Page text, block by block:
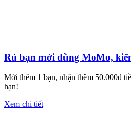
Rủ bạn mới dùng MoMo,
Mời thêm 1 bạn, nhận thêm 50.000đ
hạn!
Xem chi tiết